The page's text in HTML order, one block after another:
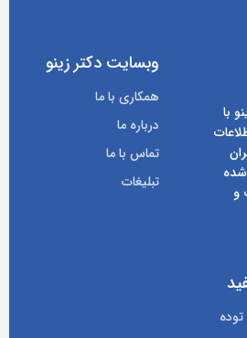
با
شده
و
وبسایت دکتر زینو
همکاری با ما
درباره ما
تماس با ما
تبلیغات